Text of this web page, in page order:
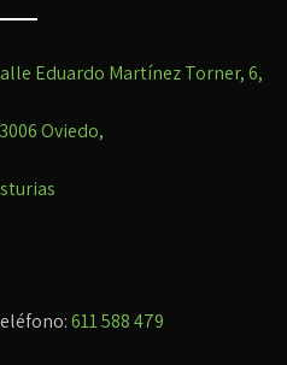
Eduardo Martínez Torner, 6,
Oviedo,
611 588 479